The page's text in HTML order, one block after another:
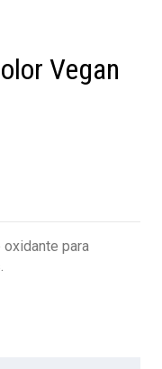
Vegan
oxidante para